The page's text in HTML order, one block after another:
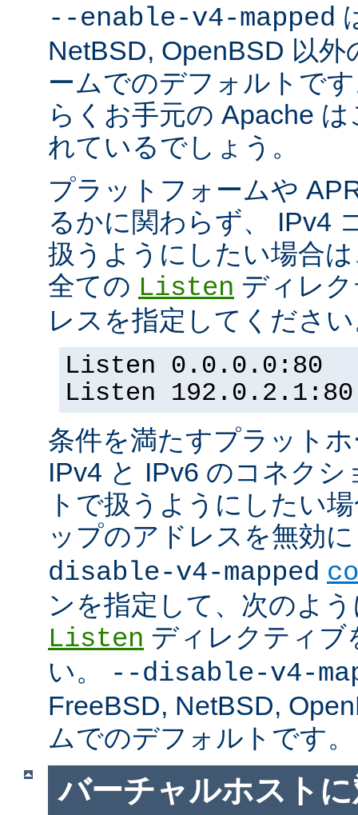
--enable-v4-mapped
NetBSD, OpenBSD 以
ームでのデフォルトで
らくお手元の Apache
れているでしょう。
プラットフォームや
るかに関わらず、 IPv4
扱うようにしたい場合
全ての Listen ディレ
レスを指定してくださ
Listen 0.0.0.0:80
Listen 192.0.2.1:80
条件を満たすプラット
IPv4 と IPv6 のコネク
トで扱うようにしたい
ップのアドレスを無効
disable-v4-mapped
ンを指定して、次のよ
Listen ディレクティブ
い。
--disable-v4-
FreeBSD, NetBSD,
ムでのデフォルトです。
バーチャルホスト